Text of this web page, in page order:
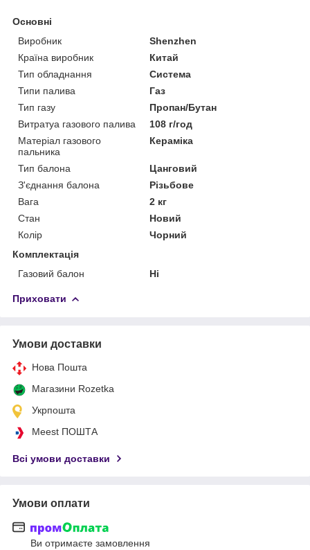
Основні
Виробник
Shenzhen
Країна виробник
Китай
Тип обладнання
Система
Типи палива
Газ
Тип газу
Пропан/Бутан
Витратуа газового палива
108 г/год
Матеріал газового
пальника
Кераміка
Тип балона
Цанговий
З'єднання балона
Різьбове
Вага
2 кг
Стан
Новий
Колір
Чорний
Комплектація
Газовий балон
Ні
Приховати
Умови доставки
Нова Пошта
Магазини Rozetka
Укрпошта
Meest ПОШТА
Всі умови доставки
Умови оплати
Ви отримаєте замовлення